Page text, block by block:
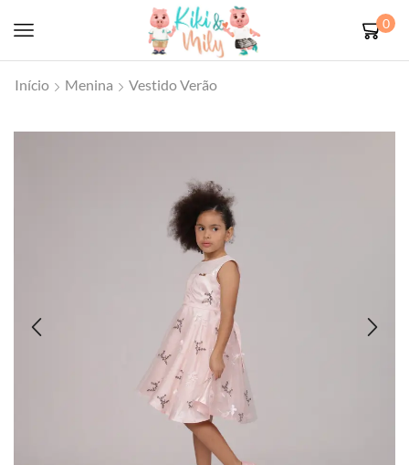
0
Início Menina Vestido Verão